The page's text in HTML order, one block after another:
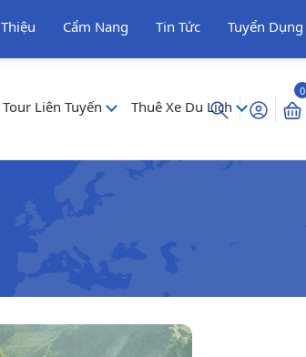
Cẩm Nang Tin Tức Tuyển Dụng
Tour Liên Tuyến Thuê Xe Du Lịch
0